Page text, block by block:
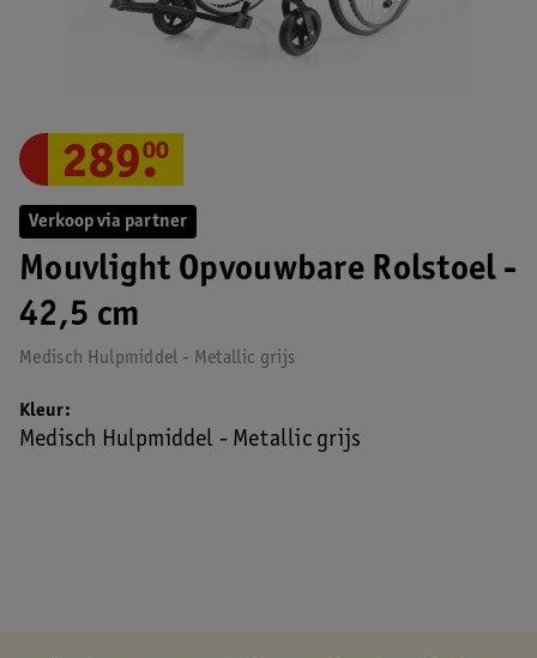
Verkoop via partner
Mouvlight Opvouwbare Rolstoel -
42,5 cm
Medisch Hulpmiddel - Metallic grijs
289.
00
Kleur
Medisch Hulpmiddel - Metallic grijs